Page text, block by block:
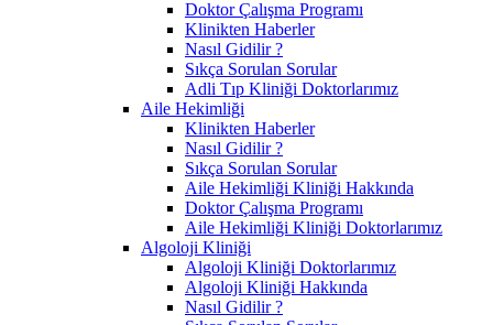
Doktor Çalışma Programı
Klinikten Haberler
Nasıl Gidilir ?
Sıkça Sorulan Sorular
Adli Tıp Kliniği Doktorlarımız
Aile Hekimliği
Klinikten Haberler
Nasıl Gidilir ?
Sıkça Sorulan Sorular
Aile Hekimliği Kliniği Hakkında
Doktor Çalışma Programı
Aile Hekimliği Kliniği Doktorlarımız
Algoloji Kliniği
Algoloji Kliniği Doktorlarımız
Algoloji Kliniği Hakkında
Nasıl Gidilir ?